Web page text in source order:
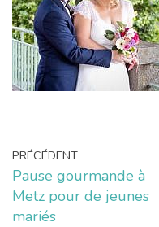
PRÉCÉDENT
Pause gourmande à
Metz pour de jeunes
mariés